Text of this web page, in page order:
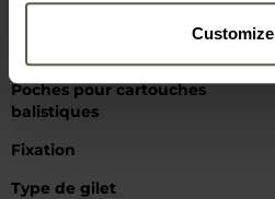
Customize
Caractéristiques
Poches pour cartouches
balistiques
Fixation
Type de gilet